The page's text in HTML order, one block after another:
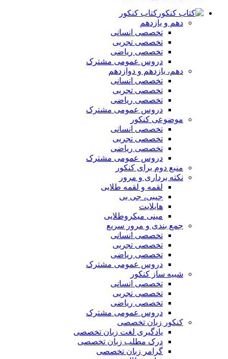
کتاب کنکور
دهم و یازدهم
تخصصی انسانی
تخصصی تجربی
تخصصی ریاضی
دروس عمومی مشترک
دهم، یازدهم و دوازدهم
تخصصی انسانی
تخصصی تجربی
تخصصی ریاضی
دروس عمومی مشترک
موضوعی کنکور
تخصصی انسانی
تخصصی تجربی
تخصصی ریاضی
دروس عمومی مشترک
منبع دوم برای کنکور
نکته برداری و مرور
لقمه و لقمه طلایی
جیبی، جی بی
هایلایت
مینی میکروطلایی
جمع بندی و مرور سریع
تخصصی انسانی
تخصصی تجربی
تخصصی ریاضی
دروس عمومی مشترک
شبیه ساز کنکور
تخصصی انسانی
تخصصی تجربی
تخصصی ریاضی
دروس عمومی مشترک
کنکور زبان تخصصی
یادگیری لغت زبان تخصصی
درک مطلب زبان تخصصی
گرامر زبان تخصصی